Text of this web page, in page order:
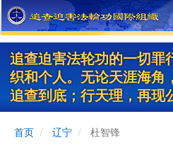
Skip
to
main
content
追查迫害法轮功的一切罪
织和个人。无论天涯海角
追查到底；行天理，再现
首页 辽宁 杜智锋